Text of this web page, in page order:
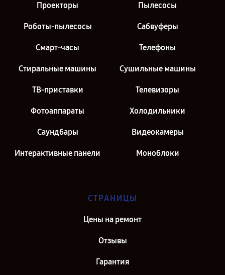
Проекторы Пылесосы
Роботы-пылесосы Сабвуферы
Смарт-часы Телефоны
Стиральные машины Сушильные машины
ТВ-приставки Телевизоры
Фотоаппараты Холодильники
Саундбары Видеокамеры
Интерактивные панели Моноблоки
СТРАНИЦЫ
Цены на ремонт
Отзывы
Гарантия